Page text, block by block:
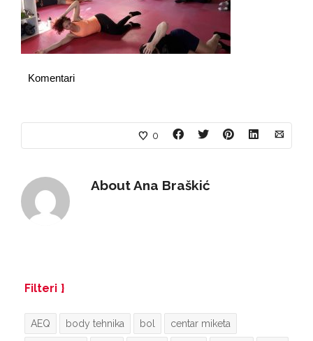
Komentari
0
AboutAna Braškić
Filteri
AEQ body tehnika bol centar miketa